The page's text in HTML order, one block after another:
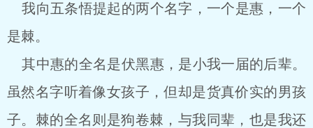
我向五条悟提起的两个名字，一个是惠，一个
是棘。
其中惠的全名是伏黑惠，是小我一届的后辈。
虽然名字听着像女孩子，但却是货真价实的男孩
子。棘的全名则是狗卷棘，与我同辈，也是我还